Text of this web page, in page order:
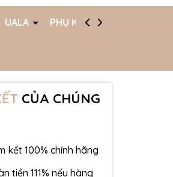
UALA PHỤ KIỆN
CỦA CHÚNG
kết 100% chính hãng
tiền 111% nếu hàng